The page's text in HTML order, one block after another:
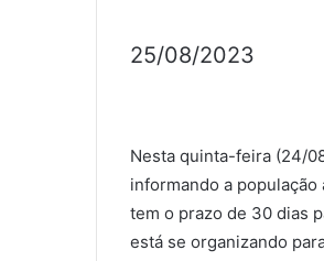
25/08/2023
Nesta quinta-feira (24/
informando a
tem o prazo de 30 dias
está se organizando